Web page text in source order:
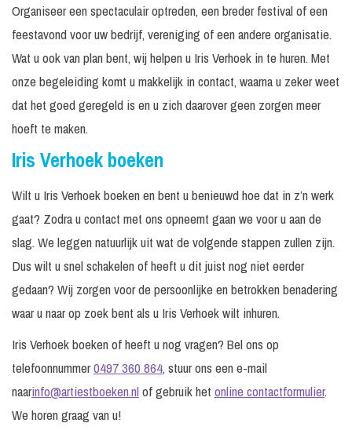
Organiseer een spectaculair optreden, een breder festival of een
feestavond voor uw bedrijf, vereniging of een andere organisatie.
Wat u ook van plan bent, wij helpen u Iris Verhoek in te huren. Met
onze begeleiding komt u makkelijk in contact, waarna u zeker weet
dat het goed geregeld is en u zich daarover geen zorgen meer
hoeft te maken.
Iris Verhoek boeken
Wilt u Iris Verhoek boeken en bent u benieuwd hoe dat in z’n werk
gaat? Zodra u contact met ons opneemt gaan we voor u aan de
slag. We leggen natuurlijk uit wat de volgende stappen zullen zijn.
Dus wilt u snel schakelen of heeft u dit juist nog niet eerder
gedaan? Wij zorgen voor de persoonlijke en betrokken benadering
waar u naar op zoek bent als u Iris Verhoek wilt inhuren.
Iris Verhoek boeken of heeft u nog vragen? Bel ons op
telefoonnummer0497 360 864, stuur ons een e-mail
naarinfo@artiestboeken.nlof gebruik het online contactformulier.
We horen graag van u!